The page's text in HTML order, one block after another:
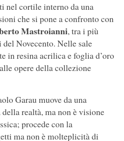
nel cortile interno da una
che si pone a confronto con
Mastroianni, tra i più
Novecento. Nelle sale
in resina acrilica e foglia d’oro
opere della collezione
Garau muove da una
realtà, ma non è visione
procede con la
ma non è molteplicità di